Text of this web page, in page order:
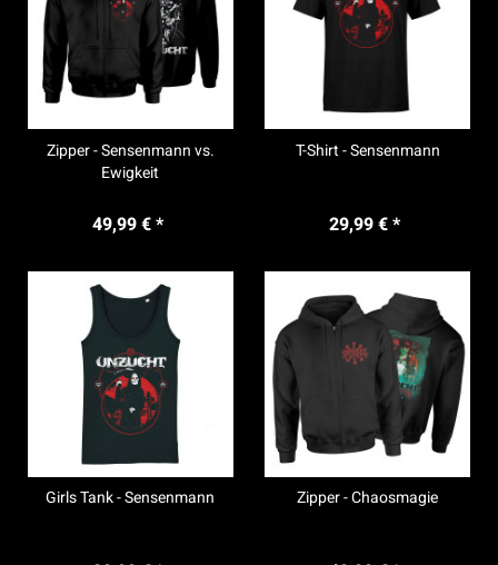
Zipper - Sensenmann vs.
Ewigkeit
49,99 € *
T-Shirt - Sensenmann
29,99 € *
Girls Tank - Sensenmann Zipper - Chaosmagie